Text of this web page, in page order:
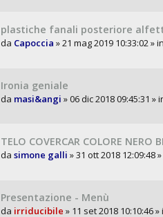
plastiche fanali posteriore
da Capoccia » 21 mag 2019 10:33:02 » in
Ironia geniale
da masi&angi » 06 dic 2018 09:45:31 »
TELO COVERCAR COLORE NERO
da simone galli » 31 ott 2018 12:09:48
Presentazione - Menù
da irriducibile » 11 set 2018 10:10:46 »